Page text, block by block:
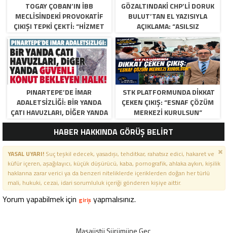
TOGAY ÇOBAN’IN İBB
MECLISINDEKI PROVOKATIF
ÇIKIŞI TEPKI ÇEKTI: “HIZMET
YOK, SIYASI MANIPÜLASYON
VAR”
GÖZALTINDAKI CHP’LI DORUK
BULUT’TAN EL YAZISIYLA
AÇIKLAMA: “ASILSIZ
İFTIRALARLA DOLU”
PINARTEPE’DE İMAR
ADALETSİZLİĞİ: BİR YANDA
ÇATI HAVUZLARI, DİĞER YANDA
GÜVENLİ KONUT BEKLEYEN
HALK!
STK PLATFORMUNDA DİKKAT
ÇEKEN ÇIKIŞ: “ESNAF ÇÖZÜM
MERKEZİ KURULSUN”
HABER HAKKINDA GÖRÜŞ BELİRT
YASAL UYARI!Suç teşkil edecek, yasadışı, tehditkar, rahatsız edici, hakaret ve
küfür içeren, aşağılayıcı, küçük düşürücü, kaba, pornografik, ahlaka aykırı, kişilik
haklarına zarar verici ya da benzeri niteliklerde içeriklerden doğan her türlü
mali, hukuki, cezai, idari sorumluluk içeriği gönderen kişiye aittir.
Yorum yapabilmek için giriş yapmalısınız.
Masaüstü Sürümüne Geç